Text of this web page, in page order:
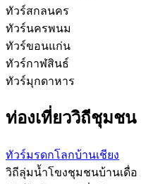
ทัวร์สกลนคร
ทัวร์นครพนม
ทัวร์ขอนแก่น
ทัวร์กาฬสินธ์
ทัวร์มุกดาหาร
ท่องเที่ยววิถีชุมชน
ทัวร์มรดกโลกบ้านเชียง
วิถีลุ่มน้ำโขงชุมชนบ้านเดื่อ